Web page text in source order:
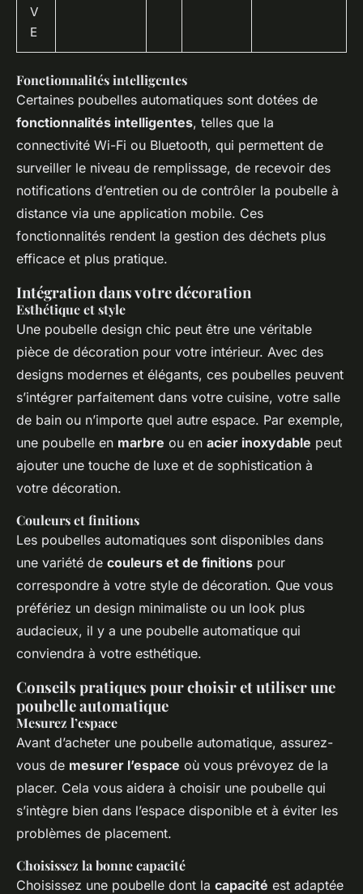
V
E
Fonctionnalités intelligentes
Certaines poubelles automatiques sont dotées de
fonctionnalités intelligentes, telles que la
connectivité Wi-Fi ou Bluetooth, qui permettent de
surveiller le niveau de remplissage, de recevoir des
notifications d’entretien ou de contrôler la poubelle à
distance via une application mobile. Ces
fonctionnalités rendent la gestion des déchets plus
efficace et plus pratique.
Intégration dans votre décoration
Esthétique et style
Une poubelle design chic peut être une véritable
pièce de décoration pour votre intérieur. Avec des
designs modernes et élégants, ces poubelles peuvent
s’intégrer parfaitement dans votre cuisine, votre salle
de bain ou n’importe quel autre espace. Par exemple,
une poubelle en marbre ou en acier inoxydable peut
ajouter une touche de luxe et de sophistication à
votre décoration.
Couleurs et finitions
Les poubelles automatiques sont disponibles dans
une variété de couleurs et de finitions pour
correspondre à votre style de décoration. Que vous
préfériez un design minimaliste ou un look plus
audacieux, il y a une poubelle automatique qui
conviendra à votre esthétique.
Conseils pratiques pour choisir et utiliser une
poubelle automatique
Mesurez l’espace
Avant d’acheter une poubelle automatique, assurez-
vous de mesurer l’espace où vous prévoyez de la
placer. Cela vous aidera à choisir une poubelle qui
s’intègre bien dans l’espace disponible et à éviter les
problèmes de placement.
Choisissez la bonne capacité
Choisissez une poubelle dont la capacité est adaptée